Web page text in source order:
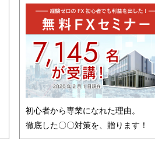
初心者から専業になれた理由。
徹底した〇〇対策を、贈ります！